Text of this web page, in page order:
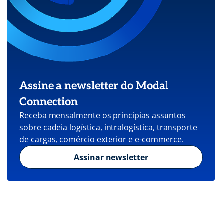
Assine a newsletter do Modal
Connection
Receba mensalmente os principias assuntos
sobre cadeia logística, intralogística, transporte
de cargas, comércio exterior e e-commerce.
Assinar newsletter